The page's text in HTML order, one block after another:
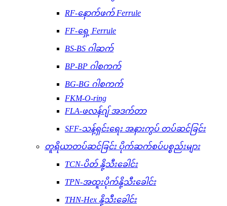
RF-နောက်ဖက် Ferrule
FF-ရှေ့ Ferrule
BS-BS ဂါဆက်
BP-BP ဂါစကက်
BG-BG ဂါစကက်
FKM-O-ring
FLA-ဖလန်ဂျ် အဒက်တာ
SFF-သန့်ရှင်းရေး အနားကွပ် တပ်ဆင်ခြင်း
တူရိယာတပ်ဆင်ခြင်း ပိုက်ဆက်စပ်ပစ္စည်းများ
TCN-ပိတ် နို့သီးခေါင်း
TPN-အထူးပိုက်နို့သီးခေါင်း
THN-Hex နို့သီးခေါင်း